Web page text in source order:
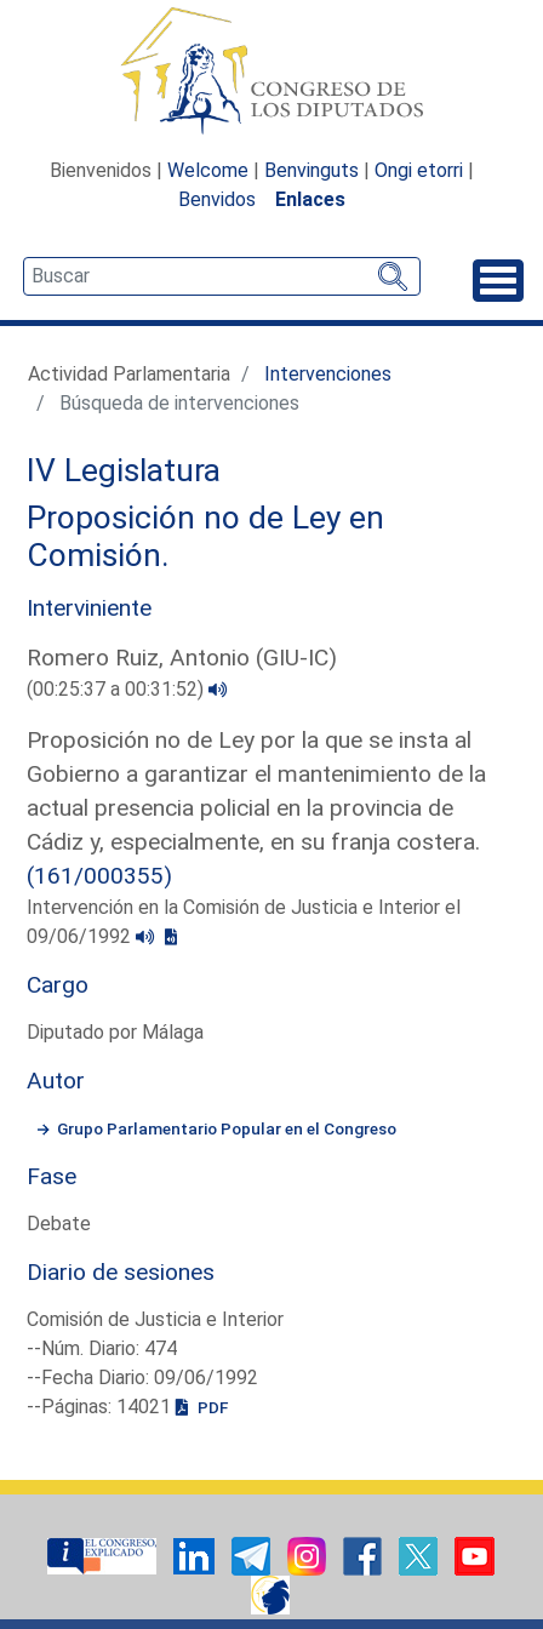
Bienvenidos | Welcome | Benvinguts | Ongi etorri |
Benvidos
Enlaces
Actividad Parlamentaria
Intervenciones
Búsqueda de intervenciones
IV Legislatura
Proposición no de Ley en
Comisión.
Interviniente
Romero Ruiz, Antonio (GIU-IC)
(00:25:37 a 00:31:52)
Proposición no de Ley por la que se insta al
Gobierno a garantizar el mantenimiento de la
actual presencia policial en la provincia de
Cádiz y, especialmente, en su franja costera.
(161/000355)
Intervención en la Comisión de Justicia e Interior el
09/06/1992
Cargo
Diputado por Málaga
Autor
Grupo Parlamentario Popular en el Congreso
Fase
Debate
Diario de sesiones
Comisión de Justicia e Interior
--Núm. Diario: 474
--Fecha Diario: 09/06/1992
--Páginas: 14021
PDF